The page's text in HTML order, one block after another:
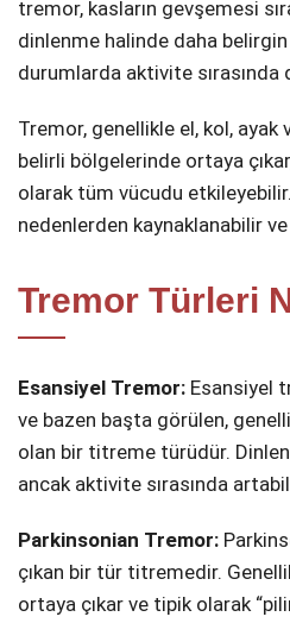
tremor, kasların gevşemesi
dinlenme halinde daha belirgin
durumlarda aktivite sırasında
Tremor, genellikle el, kol, ayak
belirli bölgelerinde ortaya
olarak tüm vücudu
nedenlerden kaynaklanabilir
Tremor Türleri
Esansiyel Tremor: Esansiyel
ve bazen başta görülen,
olan bir titreme türüdür.
ancak aktivite sırasında
Parkinsonian Tremor:
çıkan bir tür titremedir.
ortaya çıkar ve tipik olarak